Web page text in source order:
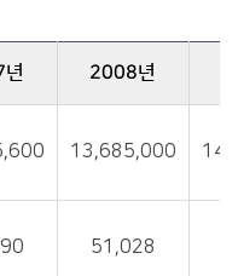
2008년
13,685,000
51,028